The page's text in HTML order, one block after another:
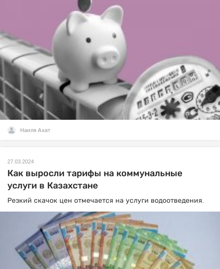
Наиля Ахат
27.03.2024
Как выросли тарифы на коммунальные
услуги в Казахстане
Резкий скачок цен отмечается на услуги водоотведения.